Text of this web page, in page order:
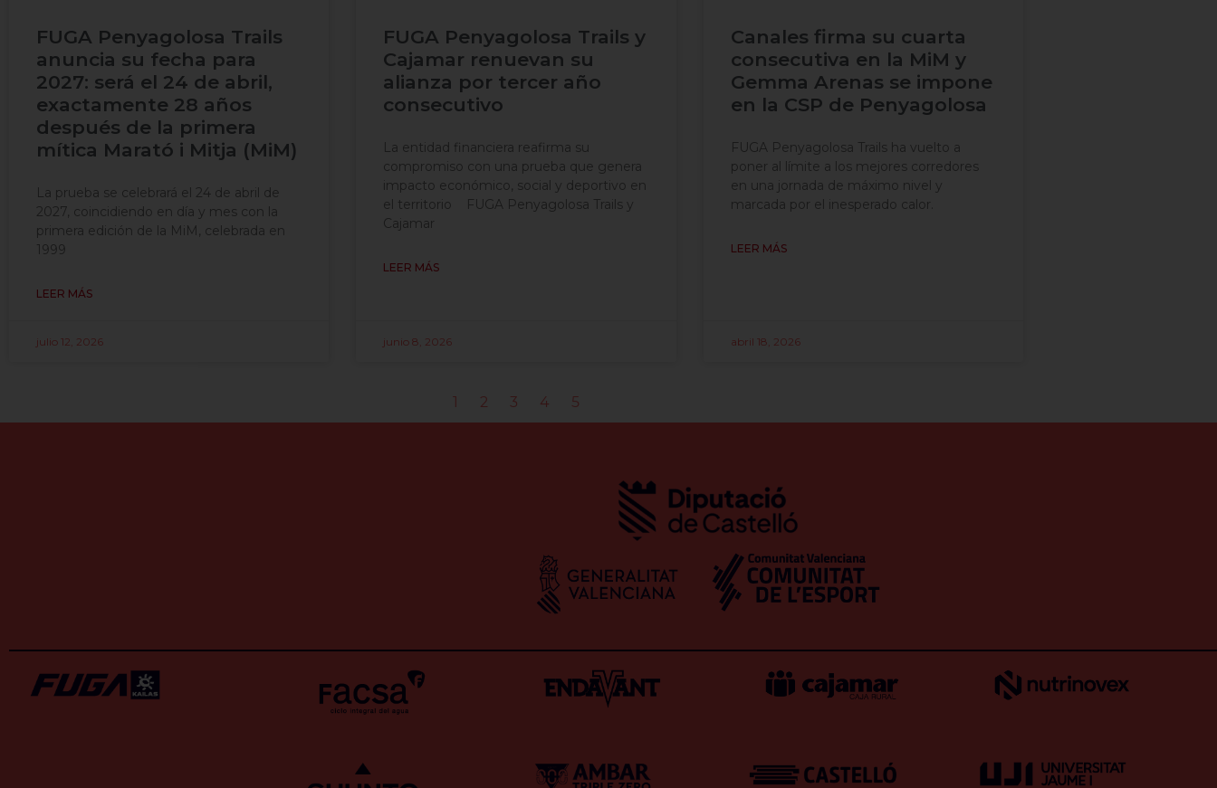
FUGA Penyagolosa Trails
anuncia su fecha para
2027: será el 24 de abril,
exactamente 28 años
después de la primera
mítica Marató i Mitja (MiM)
La prueba se celebrará el 24 de abril de
2027, coincidiendo en día y mes con la
primera edición de la MiM, celebrada en
1999
LEER MÁS
julio 12, 2026
FUGA Penyagolosa Trails y
Cajamar renuevan su
alianza por tercer año
consecutivo
La entidad financiera reafirma su
compromiso con una prueba que genera
impacto económico, social y deportivo en
el territorio FUGA Penyagolosa Trails y
Cajamar
LEER MÁS
junio 8, 2026
Canales firma su cuarta
consecutiva en la MiM y
Gemma Arenas se impone
en la CSP de Penyagolosa
FUGA Penyagolosa Trails ha vuelto a
poner al límite a los mejores corredores
en una jornada de máximo nivel y
marcada por el inesperado calor.
LEER MÁS
abril 18, 2026
1 2 3 4 5